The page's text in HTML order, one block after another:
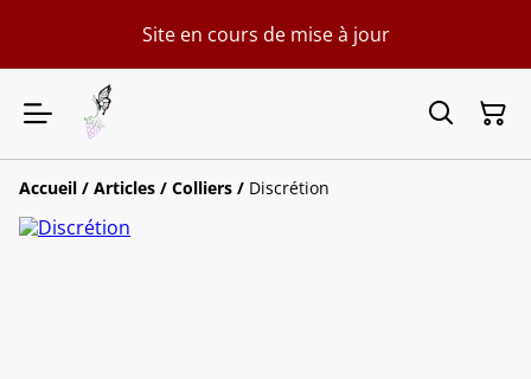
Site en cours de mise à jour
Accueil / Articles / Colliers / Discrétion